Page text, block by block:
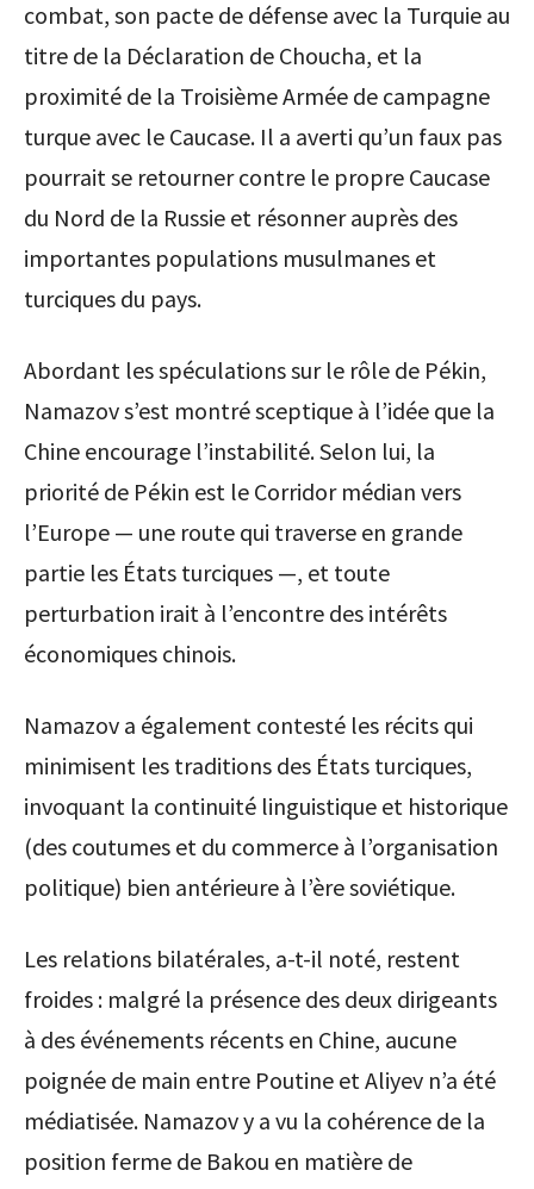
combat, son pacte de défense avec la Turquie au
titre de la Déclaration de Choucha, et la
proximité de la Troisième Armée de campagne
turque avec le Caucase. Il a averti qu’un faux pas
pourrait se retourner contre le propre Caucase
du Nord de la Russie et résonner auprès des
importantes populations musulmanes et
turciques du pays.
Abordant les spéculations sur le rôle de Pékin,
Namazov s’est montré sceptique à l’idée que la
Chine encourage l’instabilité. Selon lui, la
priorité de Pékin est le Corridor médian vers
l’Europe — une route qui traverse en grande
partie les États turciques —, et toute
perturbation irait à l’encontre des intérêts
économiques chinois.
Namazov a également contesté les récits qui
minimisent les traditions des États turciques,
invoquant la continuité linguistique et historique
(des coutumes et du commerce à l’organisation
politique) bien antérieure à l’ère soviétique.
Les relations bilatérales, a-t-il noté, restent
froides : malgré la présence des deux dirigeants
à des événements récents en Chine, aucune
poignée de main entre Poutine et Aliyev n’a été
médiatisée. Namazov y a vu la cohérence de la
position ferme de Bakou en matière de